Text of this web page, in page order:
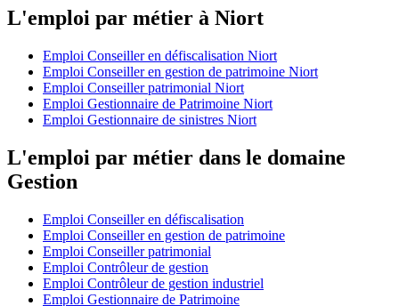
L'emploi par métier à Niort
Emploi Conseiller en défiscalisation Niort
Emploi Conseiller en gestion de patrimoine Niort
Emploi Conseiller patrimonial Niort
Emploi Gestionnaire de Patrimoine Niort
Emploi Gestionnaire de sinistres Niort
L'emploi par métier dans le domaine
Gestion
Emploi Conseiller en défiscalisation
Emploi Conseiller en gestion de patrimoine
Emploi Conseiller patrimonial
Emploi Contrôleur de gestion
Emploi Contrôleur de gestion industriel
Emploi Gestionnaire de Patrimoine